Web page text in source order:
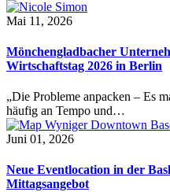
Mai 11, 2026
Mönchengladbacher
Wirtschaftstag 2026 in Berlin
„Die Probleme anpacken – Es
häufig an Tempo und…
Juni 01, 2026
Neue Eventlocation in der
Mittagsangebot